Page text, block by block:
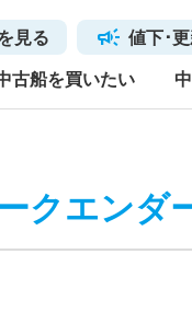
見る 値下･
古船を買いたい
クエンダ